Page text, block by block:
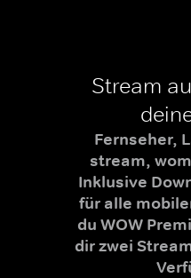
Stream
Fernseher,
stream,
Inklusive
für alle
du WOW
dir zwei